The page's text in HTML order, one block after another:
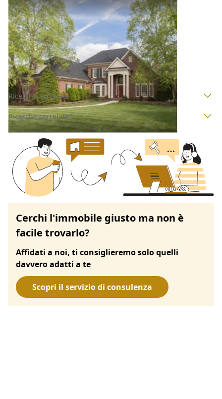
Villini all'asta a Padova
Campo San Martino (Padova)
Offerta minima
76.320 € 101.760 €
Codice asta:AI395680
Asta chiusa
Ricerche correlate
Ricerche correlate
Cerchi l'immobile giusto ma non è
facile trovarlo?
Affidati a noi, ti consiglieremo solo quelli
davvero adatti a te
Scopri il servizio di consulenza